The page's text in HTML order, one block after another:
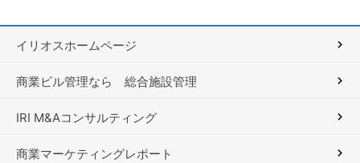
イリオスホームページ
商業ビル管理なら 総合施設管理
IRI M&Aコンサルティング
商業マーケティングレポート